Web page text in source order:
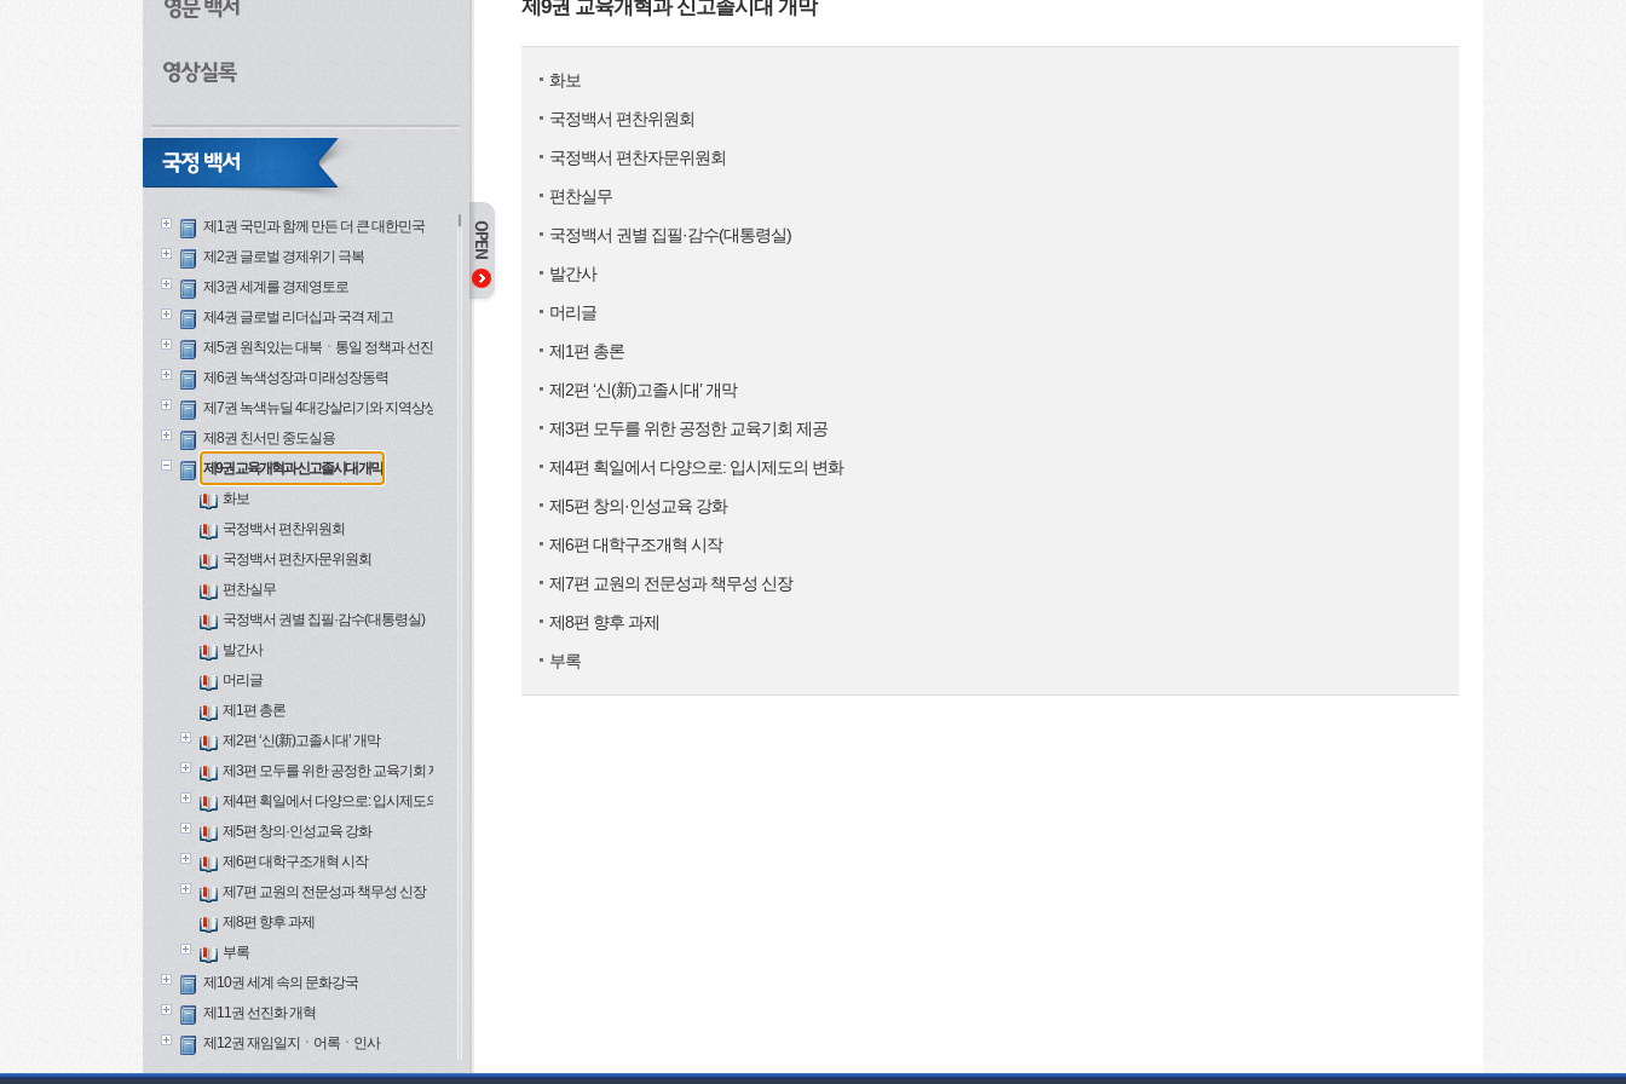
제1권 국민과 함께 만든 더 큰 대한민국
제2권 글로벌 경제위기 극복
제3권 세계를 경제영토로
제4권 글로벌 리더십과 국격 제고
제5권 원칙있는 대북ㆍ통일 정책과 선진안보
제6권 녹색성장과 미래성장동력
제7권 녹색뉴딜 4대강살리기와 지역상생
제8권 친서민 중도실용
제9권 교육개혁과 신고졸시대 개막
화보
국정백서 편찬위원회
국정백서 편찬자문위원회
편찬실무
국정백서 권별 집필·감수(대통령실)
발간사
머리글
제1편 총론
제2편 ‘신(新)고졸시대’ 개막
제3편 모두를 위한 공정한 교육기회 제공
제4편 획일에서 다양으로: 입시제도의 변화
제5편 창의·인성교육 강화
제6편 대학구조개혁 시작
제7편 교원의 전문성과 책무성 신장
제8편 향후 과제
부록
제10권 세계 속의 문화강국
제11권 선진화 개혁
제12권 재임일지ㆍ어록ㆍ인사
제9권 교육개혁과 신고졸시대 개막
화보
국정백서 편찬위원회
국정백서 편찬자문위원회
편찬실무
국정백서 권별 집필·감수(대통령실)
발간사
머리글
제1편 총론
제2편 ‘신(新)고졸시대’ 개막
제3편 모두를 위한 공정한 교육기회 제공
제4편 획일에서 다양으로: 입시제도의 변화
제5편 창의·인성교육 강화
제6편 대학구조개혁 시작
제7편 교원의 전문성과 책무성 신장
제8편 향후 과제
부록